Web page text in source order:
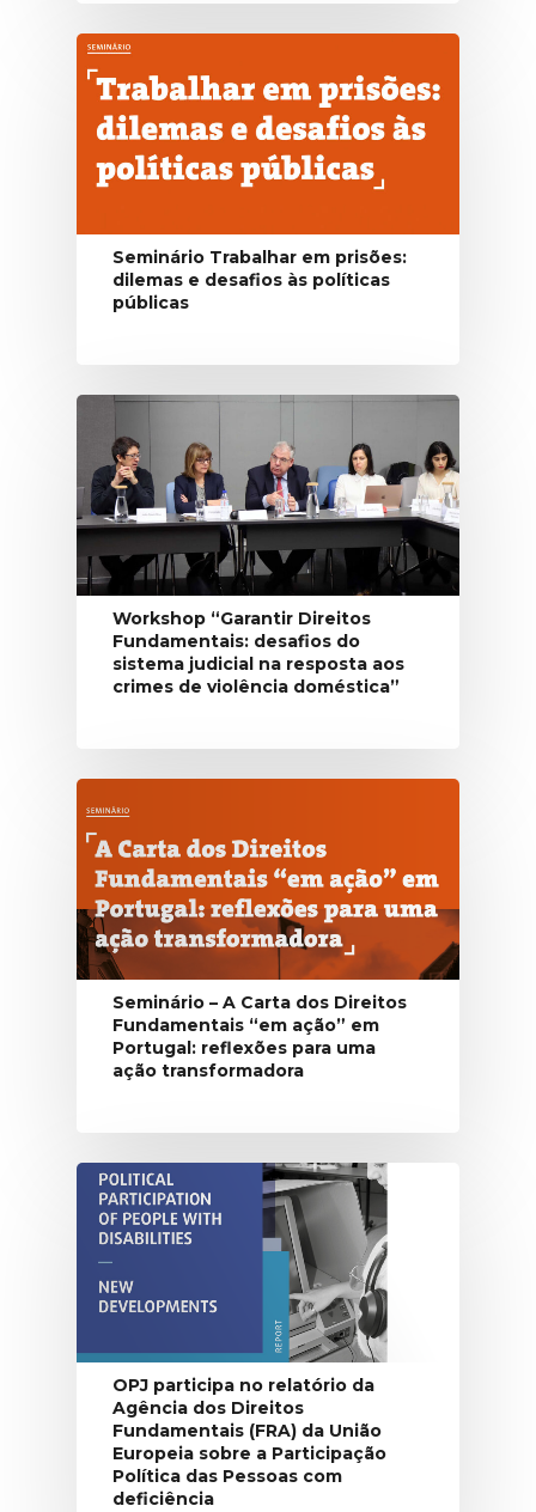
Seminário Trabalhar em prisões:
dilemas e desafios às políticas
públicas
Workshop “Garantir Direitos
Fundamentais: desafios do
sistema judicial na resposta aos
crimes de violência doméstica”
Seminário – A Carta dos Direitos
Fundamentais “em ação” em
Portugal: reflexões para uma
ação transformadora
OPJ participa no relatório da
Agência dos Direitos
Fundamentais (FRA) da União
Europeia sobre a Participação
Política das Pessoas com
deficiência